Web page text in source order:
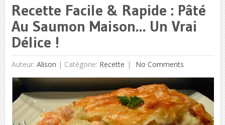
Recette Facile & Rapide : Pâté
Au Saumon Maison… Un Vrai
Délice !
Auteur: Alison | Catégorie: Recette No Comments